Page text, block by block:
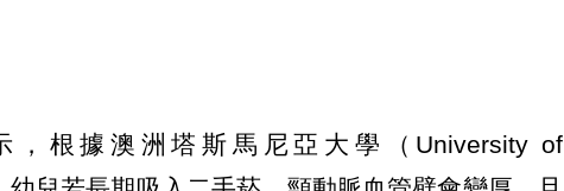
，根據澳洲塔斯馬尼亞大學（University of